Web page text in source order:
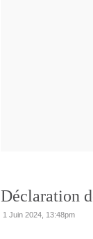
Déclaration
1 Juin 2024, 13:48pm